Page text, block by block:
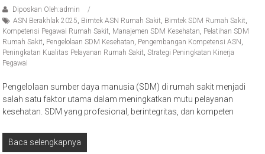
Diposkan Oleh:admin
ASN Berakhlak 2025, Bimtek ASN Rumah Sakit, Bimtek SDM Rumah Sakit,
Kompetensi Pegawai Rumah Sakit, Manajemen SDM Kesehatan, Pelatihan SDM
Rumah Sakit, Pengelolaan SDM Kesehatan, Pengembangan Kompetensi ASN ,
Peningkatan Kualitas Pelayanan Rumah Sakit,Strategi Peningkatan Kinerja
Pegawai
Pengelolaan sumber daya manusia (SDM) di rumah sakit menjadi
salah satu faktor utama dalam meningkatkan mutu pelayanan
kesehatan. SDM yang profesional, berintegritas, dan kompeten
Baca selengkapnya